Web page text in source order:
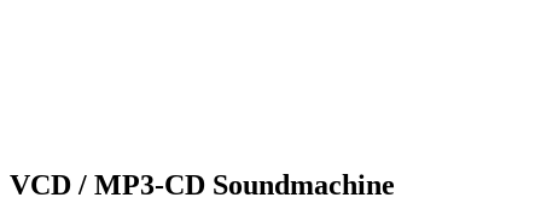
VCD / MP3-CD Soundmachine